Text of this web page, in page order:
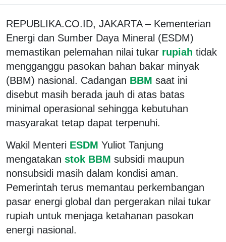
REPUBLIKA.CO.ID, JAKARTA – Kementerian
Energi dan Sumber Daya Mineral (ESDM)
memastikan pelemahan nilai tukar rupiah tidak
mengganggu pasokan bahan bakar minyak
(BBM) nasional. Cadangan BBM saat ini
disebut masih berada jauh di atas batas
minimal operasional sehingga kebutuhan
masyarakat tetap dapat terpenuhi.
Wakil Menteri ESDM Yuliot Tanjung
mengatakan stok BBM subsidi maupun
nonsubsidi masih dalam kondisi aman.
Pemerintah terus memantau perkembangan
pasar energi global dan pergerakan nilai tukar
rupiah untuk menjaga ketahanan pasokan
energi nasional.